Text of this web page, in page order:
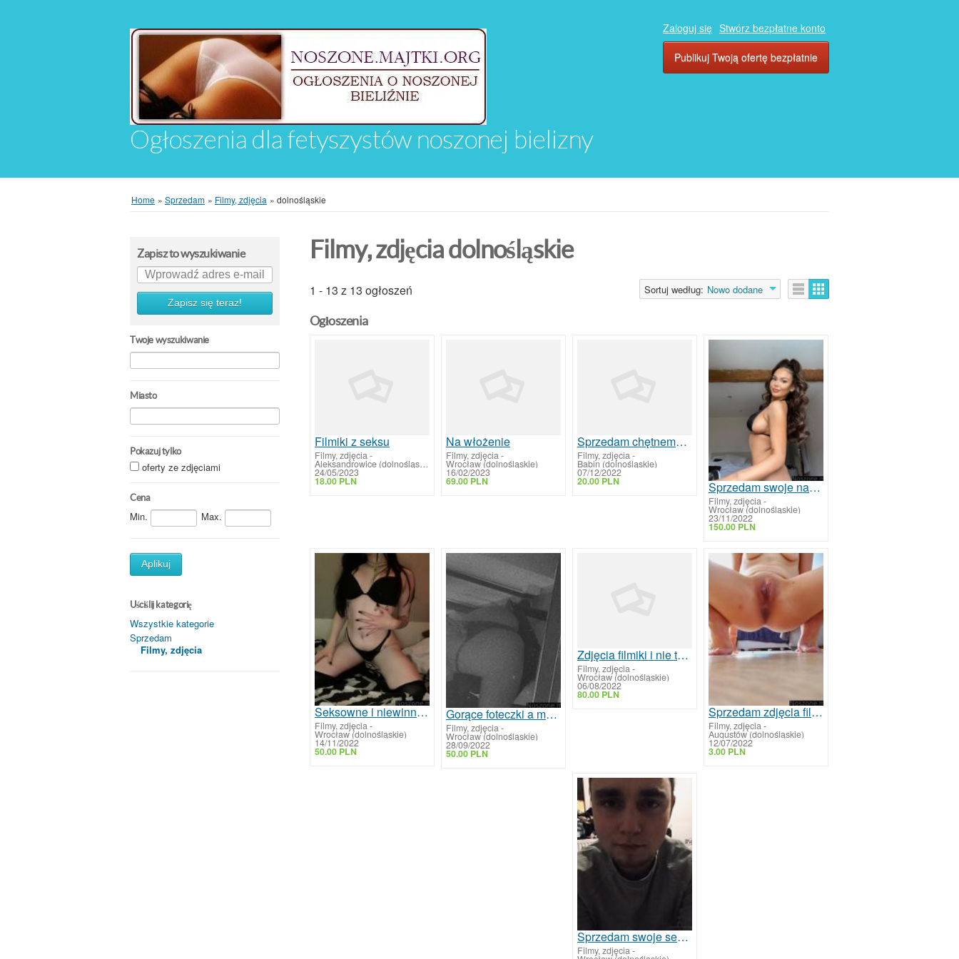
Ogłoszenia dla fetyszystów noszonej bielizny
Zaloguj się Stwórz bezpłatne konto
Publikuj Twoją ofertę bezpłatnie
Home » Sprzedam » Filmy, zdjęcia » dolnośląskie
Zapisz to wyszukiwanie
Zapisz się teraz!
Twoje wyszukiwanie
Miasto
Pokazuj tylko
oferty ze zdjęciami
Cena
Min. Max.
Aplikuj
Uściślij kategorię
Wszystkie kategorie
Sprzedam
Filmy, zdjęcia
Filmy, zdjęcia dolnośląskie
1 - 13 z 13 ogłoszeń Sortuj według: Nowo dodane
Ogłoszenia
Filmiki z seksu
Filmy, zdjęcia-
Aleksandrowice (dolnośląskie)
24/05/2023
18.00 PLN
Na włożenie
Filmy, zdjęcia-
Wrocław (dolnośląskie)
16/02/2023
69.00 PLN
Sprzedam chętnemu Panu
Filmy, zdjęcia-
Babin (dolnośląskie)
07/12/2022
20.00 PLN Sprzedam swoje nagie MEGA sexowne fotki i filmiki
Filmy, zdjęcia-
Wrocław (dolnośląskie)
23/11/2022
150.00 PLN
Seksowne i niewinne zdjęcia
Filmy, zdjęcia-
Wrocław (dolnośląskie)
14/11/2022
50.00 PLN
Gorące foteczki a może wideo na życzenie
Filmy, zdjęcia-
Wrocław (dolnośląskie)
28/09/2022
50.00 PLN
Zdjęcia filmiki i nie tylko
Filmy, zdjęcia-
Wrocław (dolnośląskie)
06/08/2022
80.00 PLN
Sprzedam zdjęcia filmy majtki
Filmy, zdjęcia-
Augustów (dolnośląskie)
12/07/2022
3.00 PLN
Sprzedam swoje seksowne nagie zdjecia
Filmy, zdjęcia -